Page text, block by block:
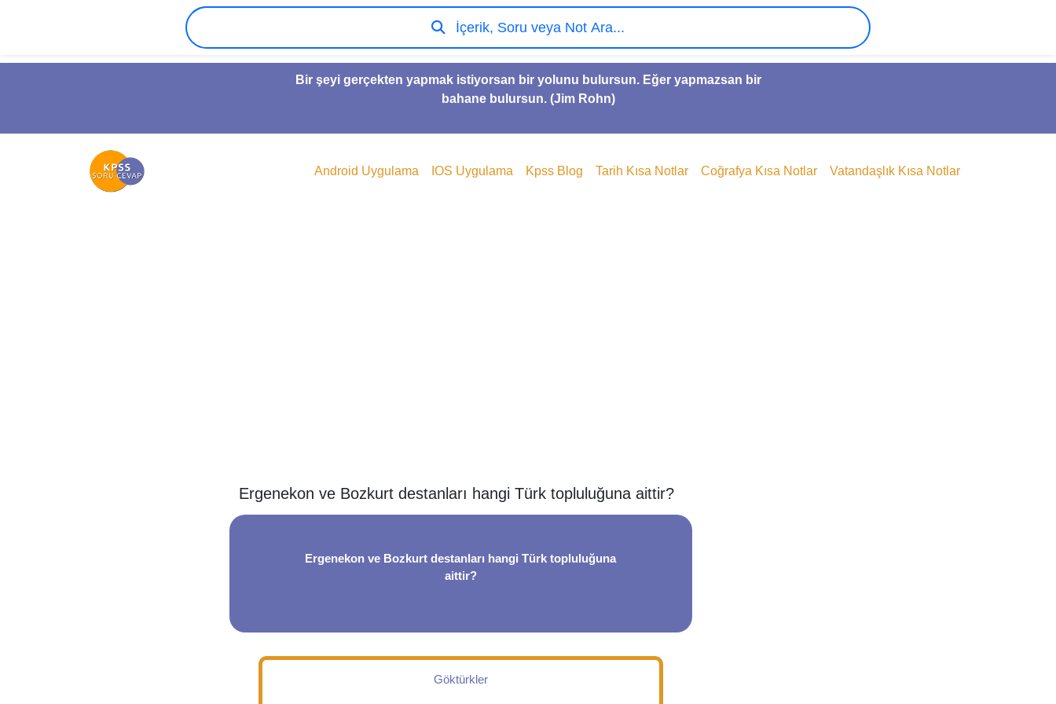
Bir şeyi gerçekten yapmak istiyorsan bir yolunu bulursun. Eğer yapmazsan bir
bahane bulursun. (Jim Rohn)
İçerik, Soru veya Not Ara...
Android Uygulama IOS Uygulama Kpss Blog Tarih Kısa Notlar Coğrafya Kısa Notlar Vatandaşlık Kısa Notlar
Ergenekon ve Bozkurt destanları hangi Türk topluluğuna aittir?
Ergenekon ve Bozkurt destanları hangi Türk topluluğuna
aittir?
Göktürkler